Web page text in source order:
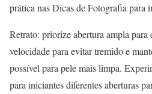
prática nas Dicas de Fotografia para
Retrato: priorize abertura ampla para
velocidade para evitar tremido e
possível para pele mais limpa.
para iniciantes diferentes aberturas